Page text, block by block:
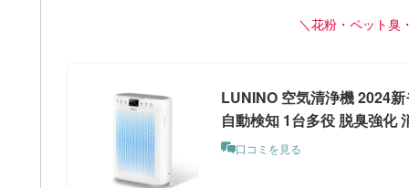
＼花粉・ペット臭
LUNINO 空気清浄機 2024
自動検知 1台多役 脱臭強化
口コミを見る